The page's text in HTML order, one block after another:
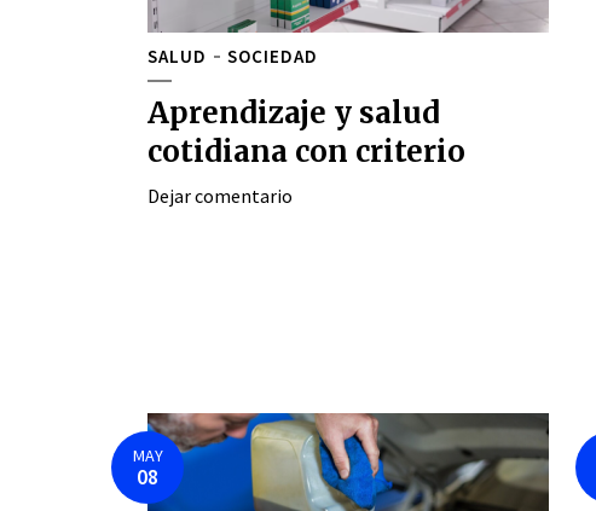
SALUD SOCIEDAD
Aprendizaje y salud
cotidiana con criterio
Dejar comentario
MAY
08